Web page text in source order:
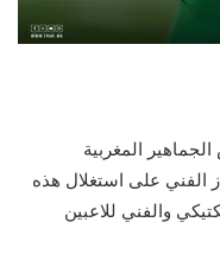
المغربية
الفني على استغلال هذه
والفني للاعبين